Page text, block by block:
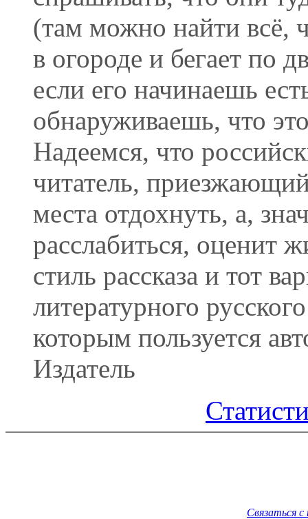
(там можно найти всё,
в огороде и бегает по
если его начинаешь
обнаруживаешь, что
Надеемся, что
читатель,
места отдохнуть, а,
расслабиться, оценит
стиль рассказа и тот
литературного
которым пользуется
Издатель
Связаться